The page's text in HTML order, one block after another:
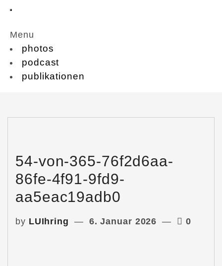
Menu
photos
podcast
publikationen
54-von-365-76f2d6aa-
86fe-4f91-9fd9-
aa5eac19adb0
by LUIhring 6. Januar 2026 0